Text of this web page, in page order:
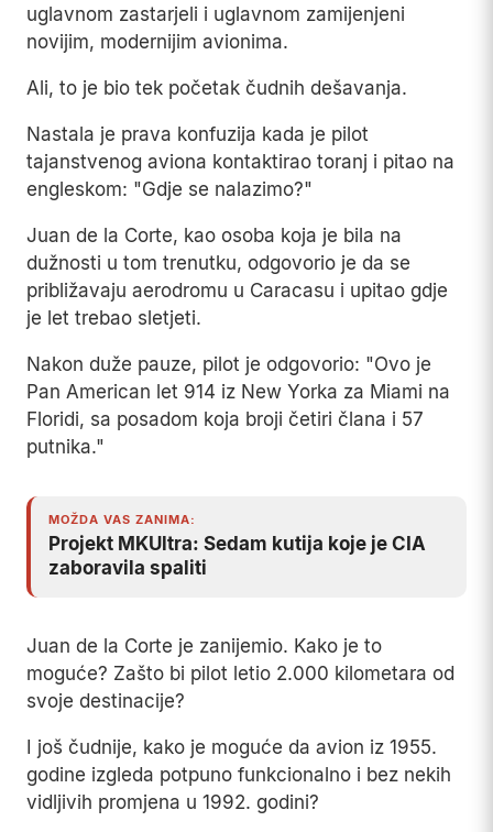
uglavnom zastarjeli i uglavnom zamijenjeni
novijim, modernijim avionima.
Ali, to je bio tek početak čudnih dešavanja.
Nastala je prava konfuzija kada je pilot
tajanstvenog aviona kontaktirao toranj i pitao na
engleskom: "Gdje se nalazimo?"
Juan de la Corte, kao osoba koja je bila na
dužnosti u tom trenutku, odgovorio je da se
približavaju aerodromu u Caracasu i upitao gdje
je let trebao sletjeti.
Nakon duže pauze, pilot je odgovorio: "Ovo je
Pan American let 914 iz New Yorka za Miami na
Floridi, sa posadom koja broji četiri člana i 57
putnika."
MOŽDA VAS ZANIMA:
Projekt MKUltra: Sedam kutija koje je CIA
zaboravila spaliti
Juan de la Corte je zanijemio. Kako je to
moguće? Zašto bi pilot letio 2.000 kilometara od
svoje destinacije?
I još čudnije, kako je moguće da avion iz 1955.
godine izgleda potpuno funkcionalno i bez nekih
vidljivih promjena u 1992. godini?